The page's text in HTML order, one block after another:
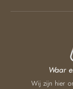
Waar
Wij zijn hier